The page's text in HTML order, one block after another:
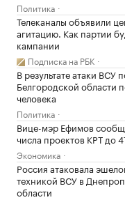
Политика
Телеканалы объявили
агитацию. Как партии
кампании
Подписка на РБК
В результате атаки ВСУ
Белгородской области
человека
Политика
Вице-мэр Ефимов
числа проектов КРТ до
Экономика
Россия атаковала
техникой ВСУ в
области